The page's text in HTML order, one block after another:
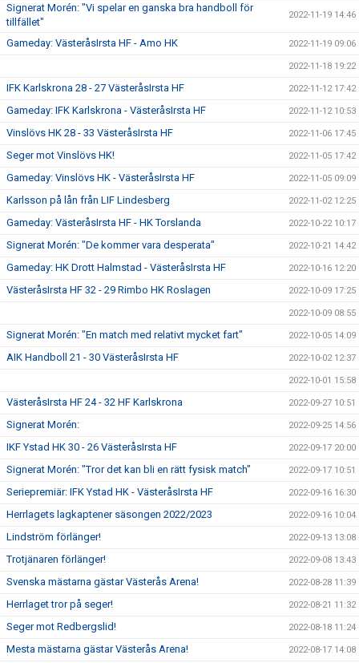
Signerat Morén: "Vi spelar en ganska bra handboll för
tillfället"
2022-11-19 14:46
Gameday: VästeråsIrsta HF - Amo HK 2022-11-19 09:06
2022-11-18 19:22
IFK Karlskrona 28 - 27 VästeråsIrsta HF 2022-11-12 17:42
Gameday: IFK Karlskrona - VästeråsIrsta HF 2022-11-12 10:53
Vinslövs HK 28 - 33 VästeråsIrsta HF 2022-11-06 17:45
Seger mot Vinslövs HK! 2022-11-05 17:42
Gameday: Vinslövs HK - VästeråsIrsta HF 2022-11-05 09:09
Karlsson på lån från LIF Lindesberg 2022-11-02 12:25
Gameday: VästeråsIrsta HF - HK Torslanda 2022-10-22 10:17
Signerat Morén: "De kommer vara desperata" 2022-10-21 14:42
Gameday: HK Drott Halmstad - VästeråsIrsta HF 2022-10-16 12:20
VästeråsIrsta HF 32 - 29 Rimbo HK Roslagen 2022-10-09 17:25
2022-10-09 08:55
Signerat Morén: "En match med relativt mycket fart" 2022-10-05 14:09
AIK Handboll 21 - 30 VästeråsIrsta HF 2022-10-02 12:37
2022-10-01 15:58
VästeråsIrsta HF 24 - 32 HF Karlskrona 2022-09-27 10:51
Signerat Morén: 2022-09-25 14:56
IKF Ystad HK 30 - 26 VästeråsIrsta HF 2022-09-17 20:00
Signerat Morén: "Tror det kan bli en rätt fysisk match" 2022-09-17 10:51
Seriepremiär: IFK Ystad HK - VästeråsIrsta HF 2022-09-16 16:30
Herrlagets lagkaptener säsongen 2022/2023 2022-09-16 10:04
Lindström förlänger! 2022-09-13 13:08
Trotjänaren förlänger! 2022-09-08 13:43
Svenska mästarna gästar Västerås Arena! 2022-08-28 11:39
Herrlaget tror på seger! 2022-08-21 11:32
Seger mot Redbergslid! 2022-08-18 11:24
Mesta mästarna gästar Västerås Arena! 2022-08-17 14:08